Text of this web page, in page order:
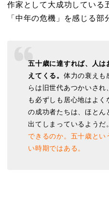
作家として大成功している
「中年の危機」を感じる部
五十歳に達すれば、人は
えてくる。 体力の衰えも
らは旧世代あつかいさ
も必ずしも居心地はよ
の成功者たちは、ほとん
出てしまっているようだ
できるのか。五十歳とい
い時期ではある。